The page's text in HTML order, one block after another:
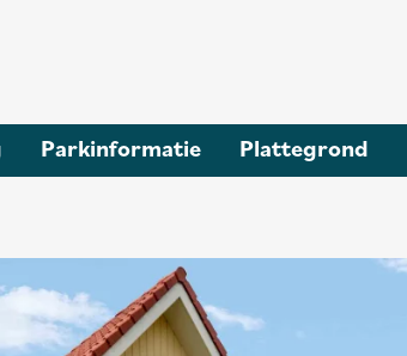
Parkinformatie Plattegrond